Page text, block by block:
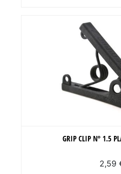
GRIP CLIP N° 1.5
2,59